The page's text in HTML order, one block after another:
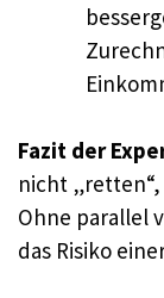
Fazit der
nicht
Ohne parallel
das Risiko